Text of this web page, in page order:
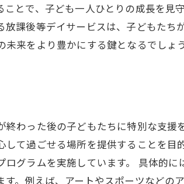
とで、子ども一人ひとりの成長を
課後等デイサービスは、子どもた
来をより豊かにする鍵となるでしょう
わった後の子どもたちに特別な支
て過ごせる場所を提供することを
ログラムを実施しています。 具体的